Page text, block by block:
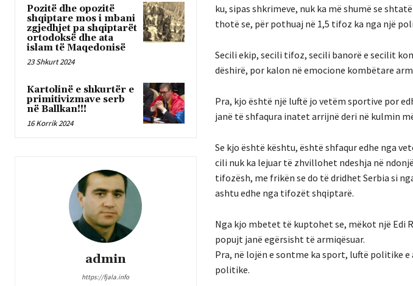
Pozitë dhe opozitë
shqiptare mos i mbani
zgjedhjet pa shqiptarët
ortodoksë dhe ata
islam të Maqedonisë
23 Shkurt 2024
Kartolinë e shkurtër e
primitivizmave serb
në Ballkan!!!
16 Korrik 2024
admin
https://fjala.info
ku, sipas shkrimeve, nuk ka më shumë se
thotë se, për pothuaj në 1,5 tifoz ka nga një
Secili ekip, secili tifoz, secili banorë e secilit
dëshirë, por kalon në emocione kombëtare
Pra, kjo është një luftë jo vetëm sportive por
janë të shfaqura inatet arrijnë deri në kulmin
Se kjo është kështu, është shfaqur edhe nga
cili nuk ka lejuar të zhvillohet ndeshja në
tifozësh, me frikën se do të dridhet Serbia si
ashtu edhe nga tifozët shqiptarë.
Nga kjo mbetet të kuptohet se, mëkot një Edi
popujt janë egërsisht të armiqësuar.
Pra, në lojën e sontme ka sport, luftë politike e
politike.